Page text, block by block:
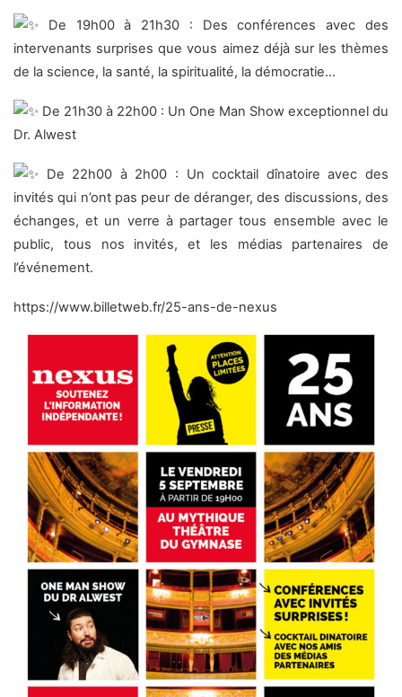
De 19h00 à 21h30 : Des conférences avec des
intervenants surprises que vous aimez déjà sur les thèmes
de la science, la santé, la spiritualité, la démocratie…
De 21h30 à 22h00 : Un One Man Show exceptionnel du
Dr. Alwest
De 22h00 à 2h00 : Un cocktail dînatoire avec des
invités qui n’ont pas peur de déranger, des discussions, des
échanges, et un verre à partager tous ensemble avec le
public, tous nos invités, et les médias partenaires de
l’événement.
https://www.billetweb.fr/25-ans-de-nexus